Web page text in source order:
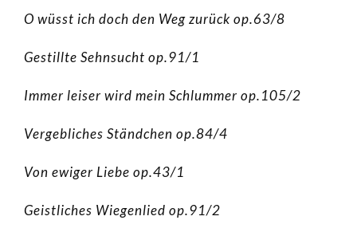
O wüsst ich doch den Weg zurück op.63/8
Gestillte Sehnsucht op.91/1
Immer leiser wird mein Schlummer op.105/2
Vergebliches Ständchen op.84/4
Von ewiger Liebe op.43/1
Geistliches Wiegenlied op.91/2